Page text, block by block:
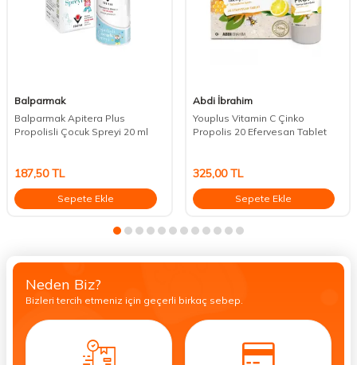
Balparmak
Balparmak Apitera Plus
Propolisli Çocuk Spreyi 20 ml
187,50TL
Sepete Ekle
Abdi İbrahim
Youplus Vitamin C Çinko
Propolis 20 Efervesan Tablet
325,00TL
Sepete Ekle
Neden Biz?
Bizleri tercih etmeniz için geçerli birkaç sebep.